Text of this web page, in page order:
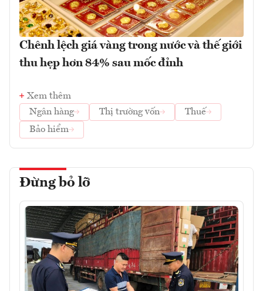
Chênh lệch giá vàng trong nước và thế giới
thu hẹp hơn 84% sau mốc đỉnh
Xem thêm
Ngân hàng
Thị trường vốn
Thuế
Bảo hiểm
Đừng bỏ lỡ